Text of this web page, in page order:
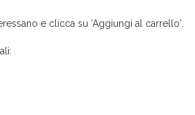
e clicca su 'Aggiungi al carrello'.